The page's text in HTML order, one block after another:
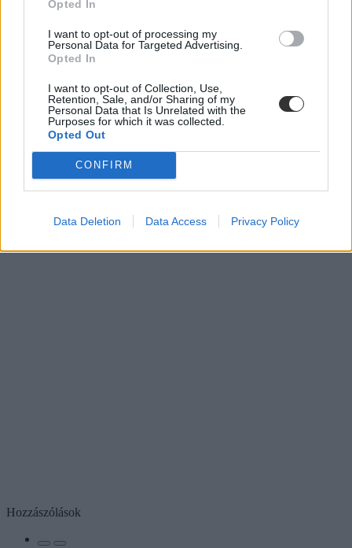
Opted In
I want to opt-out of processing my
Personal Data for Targeted Advertising.
Opted In
I want to opt-out of Collection, Use,
Retention, Sale, and/or Sharing of my
Personal Data that Is Unrelated with the
Purposes for which it was collected.
Opted Out
CONFIRM
Data Deletion Data Access Privacy Policy
Hozzászólások